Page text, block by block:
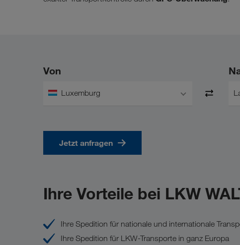
Von
Luxemburg
Jetzt anfragen
Ihre Vorteile bei LKW
Ihre Spedition für nationale und internationale
Ihre Spedition für LKW-Transporte in ganz Europa